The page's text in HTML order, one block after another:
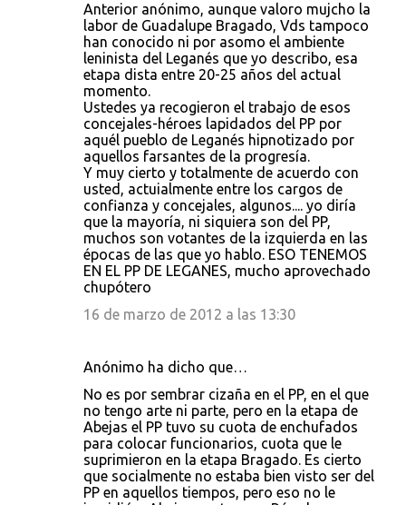
Anterior anónimo, aunque valoro mujcho la
labor de Guadalupe Bragado, Vds tampoco
han conocido ni por asomo el ambiente
leninista del Leganés que yo describo, esa
etapa dista entre 20-25 años del actual
momento.
Ustedes ya recogieron el trabajo de esos
concejales-héroes lapidados del PP por
aquél pueblo de Leganés hipnotizado por
aquellos farsantes de la progresía.
Y muy cierto y totalmente de acuerdo con
usted, actuialmente entre los cargos de
confianza y concejales, algunos.... yo diría
que la mayoría, ni siquiera son del PP,
muchos son votantes de la izquierda en las
épocas de las que yo hablo. ESO TENEMOS
EN EL PP DE LEGANES, mucho aprovechado
chupótero
16 de marzo de 2012 a las 13:30
Anónimo ha dicho que…
No es por sembrar cizaña en el PP, en el que
no tengo arte ni parte, pero en la etapa de
Abejas el PP tuvo su cuota de enchufados
para colocar funcionarios, cuota que le
suprimieron en la etapa Bragado. Es cierto
que socialmente no estaba bien visto ser del
PP en aquellos tiempos, pero eso no le